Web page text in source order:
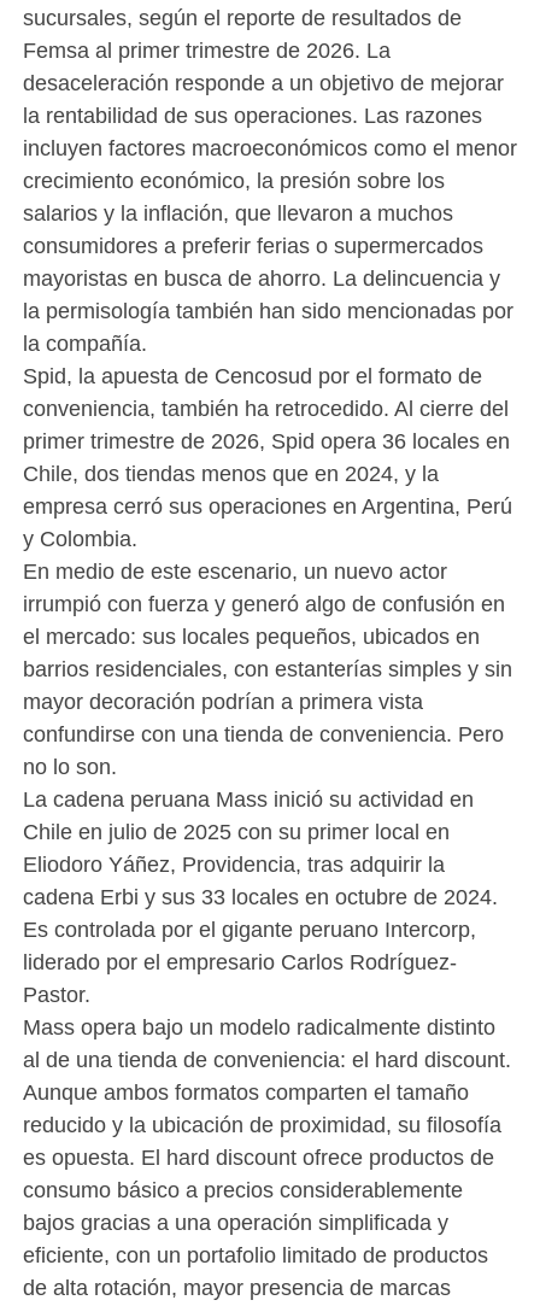
sucursales, según el reporte de resultados de
Femsa al primer trimestre de 2026. La
desaceleración responde a un objetivo de mejorar
la rentabilidad de sus operaciones. Las razones
incluyen factores macroeconómicos como el menor
crecimiento económico, la presión sobre los
salarios y la inflación, que llevaron a muchos
consumidores a preferir ferias o supermercados
mayoristas en busca de ahorro. La delincuencia y
la permisología también han sido mencionadas por
la compañía.
Spid, la apuesta de Cencosud por el formato de
conveniencia, también ha retrocedido. Al cierre del
primer trimestre de 2026, Spid opera 36 locales en
Chile, dos tiendas menos que en 2024, y la
empresa cerró sus operaciones en Argentina, Perú
y Colombia.
En medio de este escenario, un nuevo actor
irrumpió con fuerza y generó algo de confusión en
el mercado: sus locales pequeños, ubicados en
barrios residenciales, con estanterías simples y sin
mayor decoración podrían a primera vista
confundirse con una tienda de conveniencia. Pero
no lo son.
La cadena peruana Mass inició su actividad en
Chile en julio de 2025 con su primer local en
Eliodoro Yáñez, Providencia, tras adquirir la
cadena Erbi y sus 33 locales en octubre de 2024.
Es controlada por el gigante peruano Intercorp,
liderado por el empresario Carlos Rodríguez-
Pastor.
Mass opera bajo un modelo radicalmente distinto
al de una tienda de conveniencia: el hard discount.
Aunque ambos formatos comparten el tamaño
reducido y la ubicación de proximidad, su filosofía
es opuesta. El hard discount ofrece productos de
consumo básico a precios considerablemente
bajos gracias a una operación simplificada y
eficiente, con un portafolio limitado de productos
de alta rotación, mayor presencia de marcas